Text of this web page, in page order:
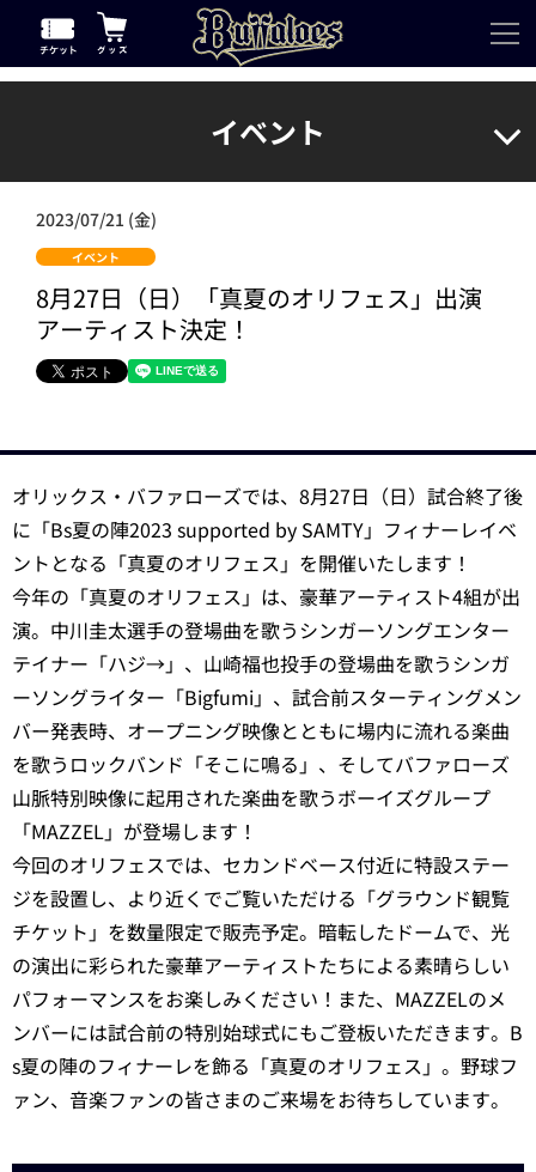
イベント
2023/07/21 (金)
イベント
8月27日（日）「真夏のオリフェス」出演
アーティスト決定！
オリックス・バファローズでは、8月27日（日）試合終了後
に「Bs夏の陣2023 supported by SAMTY」フィナーレイベ
ントとなる「真夏のオリフェス」を開催いたします！
今年の「真夏のオリフェス」は、豪華アーティスト4組が出
演。中川圭太選手の登場曲を歌うシンガーソングエンター
テイナー「ハジ→」、山崎福也投手の登場曲を歌うシンガ
ーソングライター「Bigfumi」、試合前スターティングメン
バー発表時、オープニング映像とともに場内に流れる楽曲
を歌うロックバンド「そこに鳴る」、そしてバファローズ
山脈特別映像に起用された楽曲を歌うボーイズグループ
「MAZZEL」が登場します！
今回のオリフェスでは、セカンドベース付近に特設ステー
ジを設置し、より近くでご覧いただける「グラウンド観覧
チケット」を数量限定で販売予定。暗転したドームで、光
の演出に彩られた豪華アーティストたちによる素晴らしい
パフォーマンスをお楽しみください！また、MAZZELのメ
ンバーには試合前の特別始球式にもご登板いただきます。B
s夏の陣のフィナーレを飾る「真夏のオリフェス」。野球フ
ァン、音楽ファンの皆さまのご来場をお待ちしています。